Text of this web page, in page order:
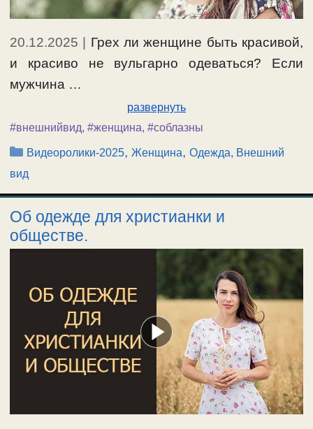
20.12.2025 | Грех ли женщине быть красивой,
и красиво не вульгарно одеваться? Если
мужчина …
развернуть
#внешнийвид, #женщина, #соблазны
Рубрики
Видеоролики-2025,Женщина,Одежда, Внешний
вид
Об одежде для христианки и
обществе.